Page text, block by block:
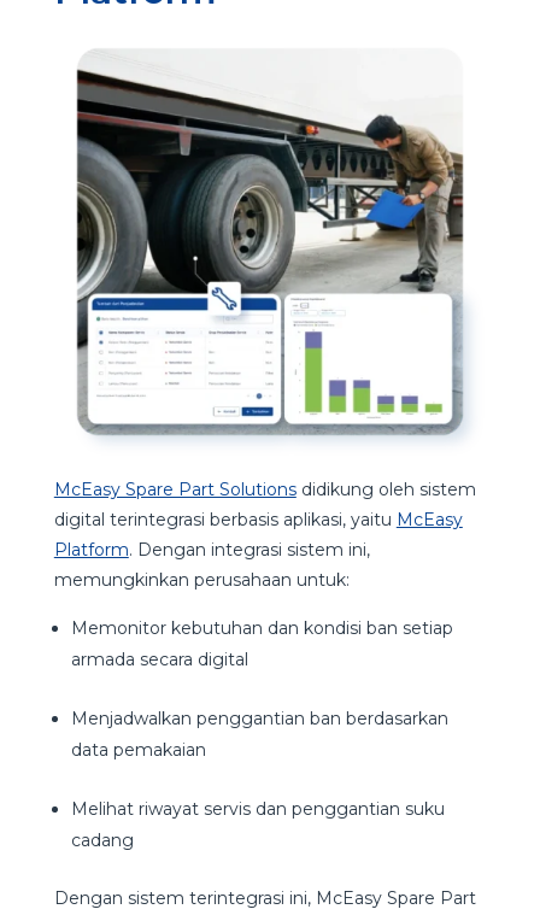
McEasy Spare Part Solutionsdidikung oleh sistem
digital terintegrasi berbasis aplikasi, yaitu McEasy
Platform. Dengan integrasi sistem ini,
memungkinkan perusahaan untuk:
Memonitor kebutuhan dan kondisi ban setiap
armada secara digital
Menjadwalkan penggantian ban berdasarkan
data pemakaian
Melihat riwayat servis dan penggantian suku
cadang
Dengan sistem terintegrasi ini, McEasy Spare Part